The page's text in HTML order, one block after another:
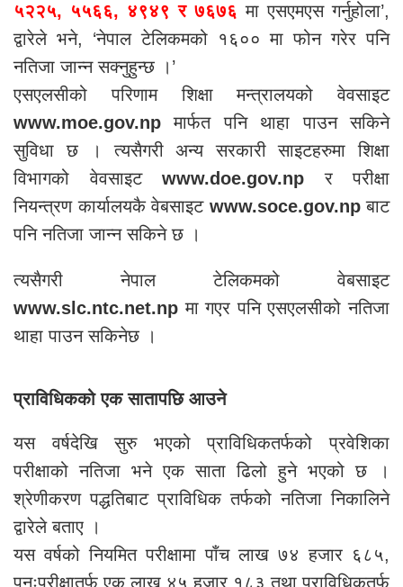
५२२५, ५५६६, ४९४९ र ७६७६ मा एसएमएस गर्नुहोला’,
द्वारेले भने, ‘नेपाल टेलिकमको १६०० मा फोन गरेर पनि
नतिजा जान्न सक्नुहुन्छ ।’
एसएलसीको परिणाम शिक्षा मन्त्रालयको वेवसाइट
www.moe.gov.np मार्फत पनि थाहा पाउन सकिने
सुविधा छ । त्यसैगरी अन्य सरकारी साइटहरुमा शिक्षा
विभागको वेवसाइट www.doe.gov.np र परीक्षा
नियन्त्रण कार्यालयकै वेबसाइटwww.soce.gov.npबाट
पनि नतिजा जान्न सकिने छ ।
त्यसैगरी नेपाल टेलिकमको वेबसाइट
www.slc.ntc.net.np मा गएर पनि एसएलसीको नतिजा
थाहा पाउन सकिनेछ ।
प्राविधिकको एक सातापछि आउने
यस वर्षदेखि सुरु भएको प्राविधिकतर्फको प्रवेशिका
परीक्षाको नतिजा भने एक साता ढिलो हुने भएको छ ।
श्रेणीकरण पद्धतिबाट प्राविधिक तर्फको नतिजा निकालिने
द्वारेले बताए ।
यस वर्षको नियमित परीक्षामा पाँच लाख ७४ हजार ६८५,
पुनःपरीक्षातर्फ एक लाख ४५ हजार १८३ तथा प्राविधिकतर्फ